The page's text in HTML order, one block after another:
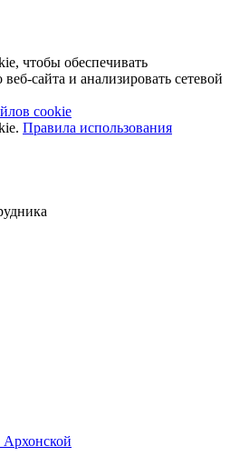
чтобы обеспечивать
сайта и анализировать сетевой
cookie
Правила использования
Архонской